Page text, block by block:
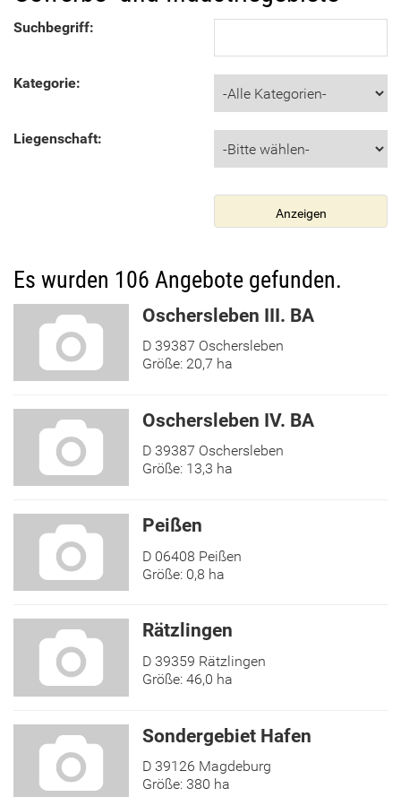
Suchbegriff:
Kategorie:
Liegenschaft:
Es wurden 106 Angebote gefunden.
Oschersleben III. BA
D 39387 Oschersleben
Größe: 20,7 ha
Oschersleben IV. BA
D 39387 Oschersleben
Größe: 13,3 ha
Peißen
D 06408 Peißen
Größe: 0,8 ha
Rätzlingen
D 39359 Rätzlingen
Größe: 46,0 ha
Sondergebiet Hafen
D 39126 Magdeburg
Größe: 380 ha